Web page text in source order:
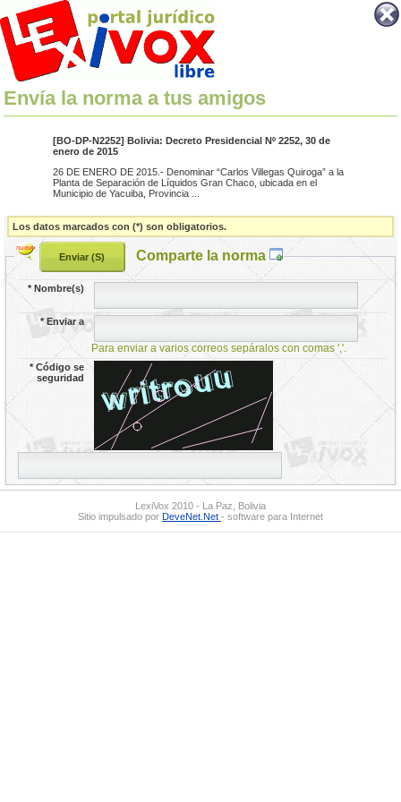
Envía la norma a tus amigos
[BO-DP-N2252] Bolivia: Decreto Presidencial Nº 2252, 30 de
enero de 2015
26 DE ENERO DE 2015.- Denominar “Carlos Villegas Quiroga” a la
Planta de Separación de Líquidos Gran Chaco, ubicada en el
Municipio de Yacuiba, Provincia ...
Los datos marcados con (*) son obligatorios.
Comparte la norma
*Nombre(s)
*Enviar a
Para enviar a varios correos sepáralos con comas ','.
*Código se
seguridad
LexiVox 2010 - La Paz, Bolivia
Sitio impulsado por DeveNet.Net - software para Internet